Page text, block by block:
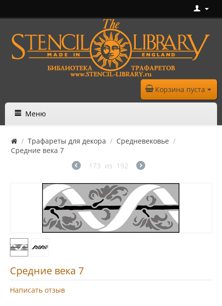
Корзина пуста
Меню
/ Трафареты для декора / Средневековье /
Средние века 7
173 из 192
Средние века 7
Написать отзыв